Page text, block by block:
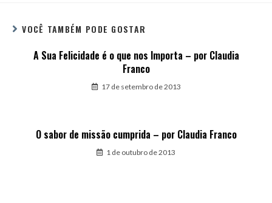
VOCÊ TAMBÉM PODE GOSTAR
A Sua Felicidade é o que nos Importa – por Claudia
Franco
17 de setembro de 2013
O sabor de missão cumprida – por Claudia Franco
1 de outubro de 2013